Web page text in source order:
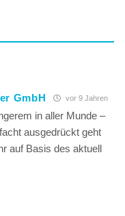
GmbH vor 9 Jahren
in aller Munde –
ausgedrückt geht
auf Basis des aktuell